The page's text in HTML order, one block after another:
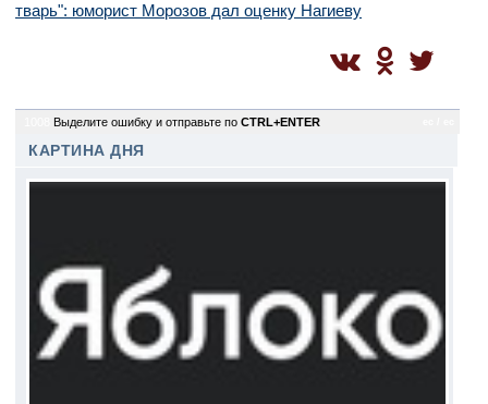
тварь": юморист Морозов дал оценку Нагиеву
Выделите ошибку и отправьте по CTRL+ENTER
КАРТИНА ДНЯ